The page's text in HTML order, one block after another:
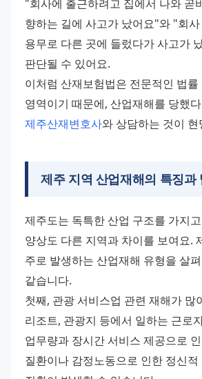
"회사에 출근하려고 집에서 나와 곧
향하는 길에 사고가 났어요"와 "회
용무로 다른 곳에 들렀다가 사고가
판단될 수 있어요.
이처럼 산재보험법은 전문적인 법
제주산재변호사와 상담하는 것이
제주 지역 산업재해의 특징과
제주도는 독특한 산업 구조를 가지
양상도 다른 지역과 차이를 보여요.
주로 발생하는 산업재해 유형을 살
같습니다.
첫째, 관광 서비스업 관련 재해가 많
리조트, 관광지 등에서 일하는 근로
업무량과 장시간 서비스 제공으로
질환이나 감정노동으로 인한 정신적